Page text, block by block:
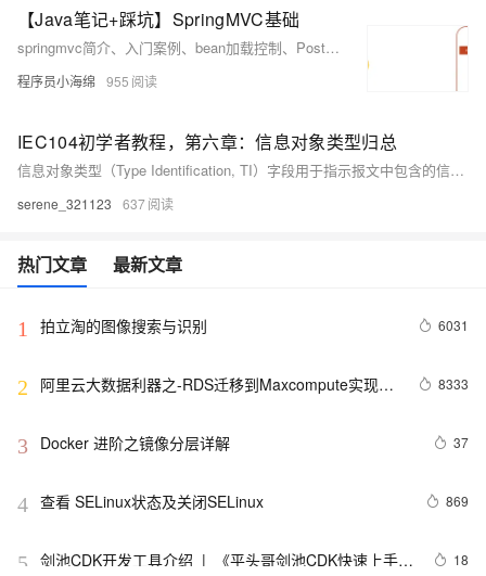
【Java笔记+踩坑】SpringMVC基础
springmvc简介、入门案例、bean加载控制、PostMan工具的使用、普通和JSON和日期格式请求参数传递、响应JSON或jsp或文本、Rest风格
程序员小海绵 955
IEC104初学者教程，第六章：信息对象类型归总
信息对象类型（Type Identification, TI）字段用于指示报文中包含的信息对象的类型。信息对象类型字段通常是一个字节（8位），表示不同种类的数据或命令。每种类型的值代表一种特定的电力系统数据或控制指令，接收方根据此字段来解析和处理报文中的具体信息。
serene_321123 637
热门文章 最新文章
1 拍立淘的图像搜索与识别 6031
2
阿里云大数据利器之-RDS迁移到Maxcompute实现动
8333
3 Docker 进阶之镜像分层详解 37
4 查看 SELinux状态及关闭SELinux 869
5 剑池CDK开发工具介绍  |  《平头哥剑池CDK快速上手指
18